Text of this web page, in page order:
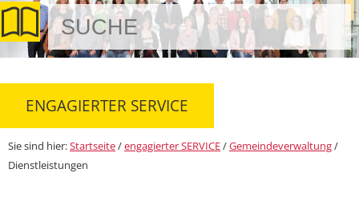
ENGAGIERTER SERVICE
Sie sind hier:Startseite/engagierter SERVICE/Gemeindeverwaltung/
Dienstleistungen